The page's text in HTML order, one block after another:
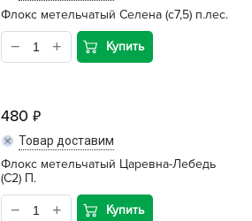
Флокс метельчатый Селена (с7,5) п.лес.
Купить
480
Товар доставим
Флокс метельчатый Царевна-Лебедь
(С2) П.
Купить